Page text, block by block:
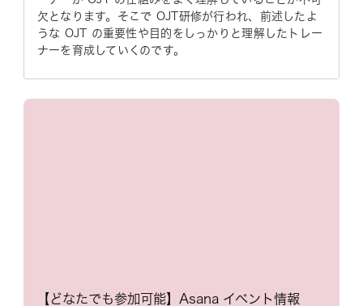
欠となります。そこで OJT研修が行われ、前述したよ
うな OJT の重要性や目的をしっかりと理解したトレー
ナーを育成していくのです。
【どなたでも参加可能】Asana イベント情報